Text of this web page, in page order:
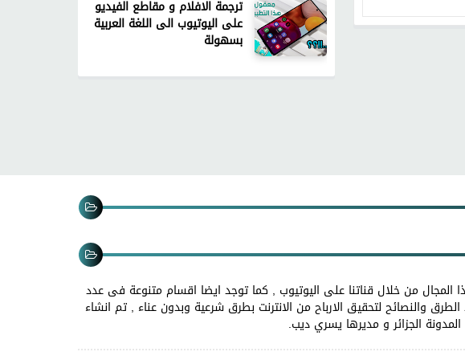
ترجمة الافلام و مقاطع الفيديو
على اليوتيوب الى اللغة العربية
بسهولة
من خلال قناتنا على اليوتيوب , كما توجد ايضا اقسام متنوعة فى عدد
والنصائح لتحقيق الارباح من الانترنت بطرق شرعية وبدون عناء , تم انشاء